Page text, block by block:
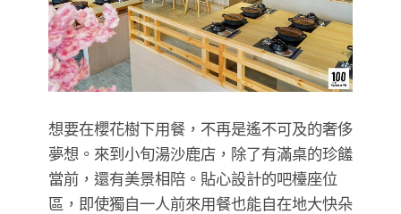
想要在櫻花樹下用餐，不再是遙不可及的奢侈
夢想。來到小旬湯沙鹿店，除了有滿桌的珍饈
當前，還有美景相陪。貼心設計的吧檯座位
區，即使獨自一人前來用餐也能自在地大快朵